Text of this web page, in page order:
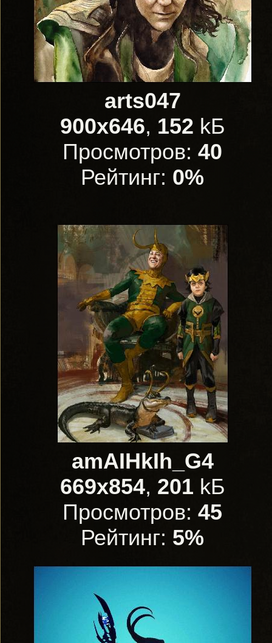
arts047
900x646, 152 kБ
Просмотров: 40
Рейтинг: 0%
amAIHkIh_G4
669x854, 201 kБ
Просмотров: 45
Рейтинг: 5%